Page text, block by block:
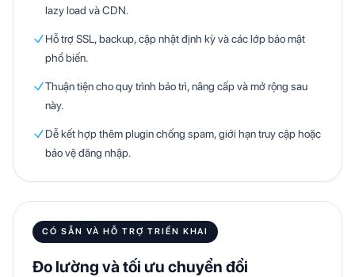
lazy load và CDN.
Hỗ trợ SSL, backup, cập nhật định kỳ và các lớp bảo mật
phổ biến.
Thuận tiện cho quy trình bảo trì, nâng cấp và mở rộng sau
này.
Dễ kết hợp thêm plugin chống spam, giới hạn truy cập hoặc
bảo vệ đăng nhập.
CÓ SẴN VÀ HỖ TRỢ TRIỂN KHAI
Đo lường và tối ưu chuyển đổi